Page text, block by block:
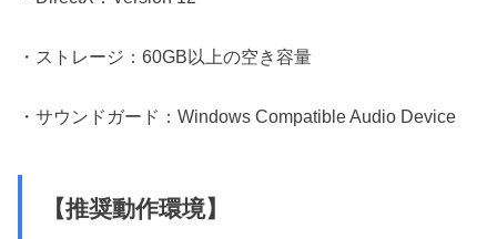
・ストレージ：60GB以上の空き容量
・サウンドガード：Windows Compatible Audio Device
【推奨動作環境】